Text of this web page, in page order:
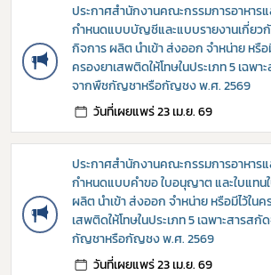
ประกาศสำนักงานคณะกรรมการอาหารแ
กำหนดแบบบัญชีและแบบรายงานเกี่ยว
กิจการ ผลิต นำเข้า ส่งออก จำหน่าย หรือ
ครองยาเสพติดให้โทษในประเภท 5 เฉพา
จากพืชกัญชาหรือกัญชง พ.ศ. 2569
วันที่เผยแพร่ 23 เม.ย. 69
ประกาศสำนักงานคณะกรรมการอาหารแ
กำหนดแบบคำขอ ใบอนุญาต และใบแท
ผลิต นำเข้า ส่งออก จำหน่าย หรือมีไว้ใน
เสพติดให้โทษในประเภท 5 เฉพาะสารส
กัญชาหรือกัญชง พ.ศ. 2569
วันที่เผยแพร่ 23 เม.ย. 69